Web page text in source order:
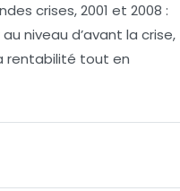
crises, 2001 et 2008 :
niveau d’avant la crise,
rentabilité tout en